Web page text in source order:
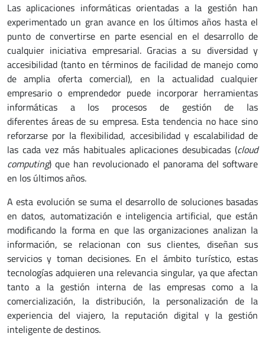
Las aplicaciones informáticas orientadas a la gestión han
experimentado un gran avance en los últimos años hasta el
punto de convertirse en parte esencial en el desarrollo de
cualquier iniciativa empresarial. Gracias a su diversidad y
accesibilidad (tanto en términos de facilidad de manejo como
de amplia oferta comercial), en la actualidad cualquier
empresario o emprendedor puede incorporar herramientas
informáticas a los procesos de gestión de las
diferentes áreas de su empresa. Esta tendencia no hace sino
reforzarse por la flexibilidad, accesibilidad y escalabilidad de
las cada vez más habituales aplicaciones desubicadas (cloud
computing) que han revolucionado el panorama del software
en los últimos años.
A esta evolución se suma el desarrollo de soluciones basadas
en datos, automatización e inteligencia artificial, que están
modificando la forma en que las organizaciones analizan la
información, se relacionan con sus clientes, diseñan sus
servicios y toman decisiones. En el ámbito turístico, estas
tecnologías adquieren una relevancia singular, ya que afectan
tanto a la gestión interna de las empresas como a la
comercialización, la distribución, la personalización de la
experiencia del viajero, la reputación digital y la gestión
inteligente de destinos.